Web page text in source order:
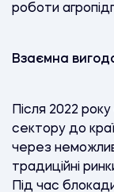
роботи
Взаємна
Після 2022
сектору до
через
традиційні
Під час